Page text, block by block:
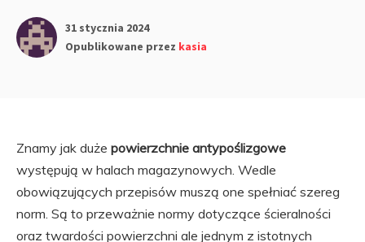
31 stycznia 2024
Opublikowane przez kasia
Znamy jak duże powierzchnie antypoślizgowe
występują w halach magazynowych. Wedle
obowiązujących przepisów muszą one spełniać szereg
norm. Są to przeważnie normy dotyczące ścieralności
oraz twardości powierzchni ale jednym z istotnych